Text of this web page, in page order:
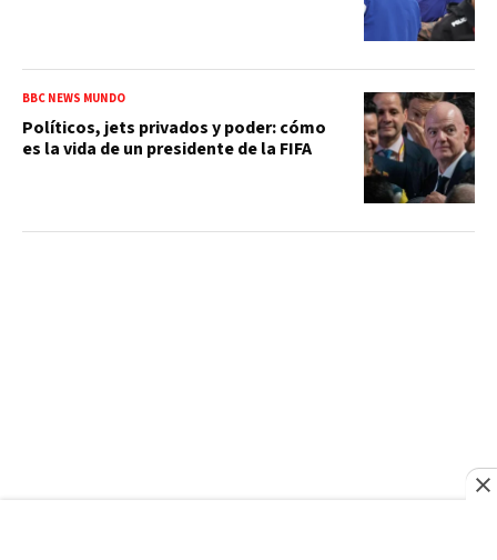
BBC NEWS MUNDO
Políticos, jets privados y poder: cómo
es la vida de un presidente de la FIFA